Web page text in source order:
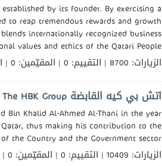
by its founder. By exercising a
to reap tremendous rewards and growth
internationally recognized business
values and ethics of the Qatari People.
الزيارات: 8700 | التقييم: 0 | المقيّمين: 0 | المدينة
اتش بي كيه القابضة The HBK Group
Bin Khalid Al-Ahmed Al-Thani in the year
thus making his contribution to the
the Country and the Government sector.
الزيارات: 10409 | التقييم: 0 | المقيّمين: 0 | المدينة